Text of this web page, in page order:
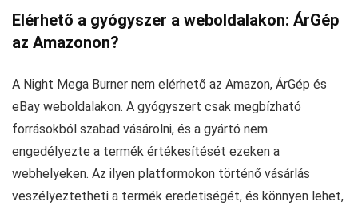
Elérhető a gyógyszer a weboldalakon: ÁrGép
az Amazonon?
A Night Mega Burner nem elérhető az Amazon, ÁrGép és
eBay weboldalakon. A gyógyszert csak megbízható
forrásokból szabad vásárolni, és a gyártó nem
engedélyezte a termék értékesítését ezeken a
webhelyeken. Az ilyen platformokon történő vásárlás
veszélyeztetheti a termék eredetiségét, és könnyen lehet,